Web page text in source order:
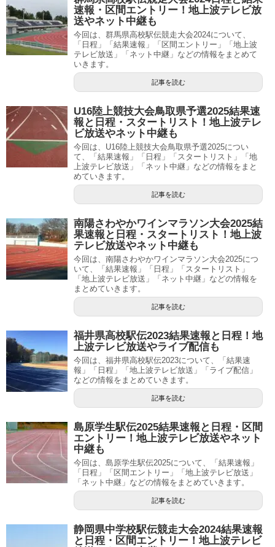
速報・区間エントリー！地上波テレビ放
送やネット中継も
今回は、群馬県高校駅伝競走大会2024について、
「日程」「結果速報」「区間エントリー」「地上波
テレビ放送」「ネット中継」などの情報をまとめて
いきます。
記事を読む
U16陸上競技大会鳥取県予選2025結果速
報と日程・スタートリスト！地上波テレ
ビ放送やネット中継も
今回は、U16陸上競技大会鳥取県予選2025につい
て、「結果速報」「日程」「スタートリスト」「地
上波テレビ放送」「ネット中継」などの情報をまと
めていきます。
記事を読む
南陽さわやかワインマラソン大会2025結
果速報と日程・スタートリスト！地上波
テレビ放送やネット中継も
今回は、南陽さわやかワインマラソン大会2025につ
いて、「結果速報」「日程」「スタートリスト」
「地上波テレビ放送」「ネット中継」などの情報を
まとめていきます。
記事を読む
福井県高校駅伝2023結果速報と日程！地
上波テレビ放送やライブ配信も
今回は、福井県高校駅伝2023について、「結果速
報」「日程」「地上波テレビ放送」「ライブ配信」
などの情報をまとめていきます。
記事を読む
島原学生駅伝2025結果速報と日程・区間
エントリー！地上波テレビ放送やネット
中継も
今回は、島原学生駅伝2025について、「結果速報」
「日程」「区間エントリー」「地上波テレビ放送」
「ネット中継」などの情報をまとめていきます。
記事を読む
静岡県中学校駅伝競走大会2024結果速報
と日程・区間エントリー！地上波テレビ